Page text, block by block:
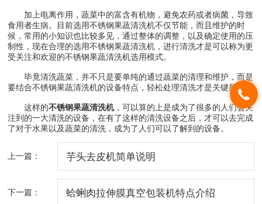
加上电离作用，蔬菜中的富含有机物，避免农药或者病菌，导致
食用者生病。目前选用不锈钢果蔬清洗机不仅节能，而且维护的时
候，常用的小知识也比较多见，通过整体的调整，以及确定使用的压
制性，现在合理的选用不锈钢果蔬清洗机，进行清洗才是可以称为更
受关注和欢迎的不锈钢果蔬清洗机选用模式。
毕竟清洗蔬菜，并不只是要单纯的通过蔬菜的清理和维护，而是
要结合不锈钢果蔬清洗机的设备特点，轻松处理清洗才是关键所在。
这样的不锈钢果蔬清洗机，可以算的上是成为了很多的人们会关
注到的一大清洗的设备，在有了这样的清洗设备之后，才可以去完成
了对于水果以及蔬菜的清洗，成为了人们可以了解到的设备。
上一篇： 芋头去皮机简单说明
下一篇： 蛤蜊肉拉伸膜真空包装机特点介绍